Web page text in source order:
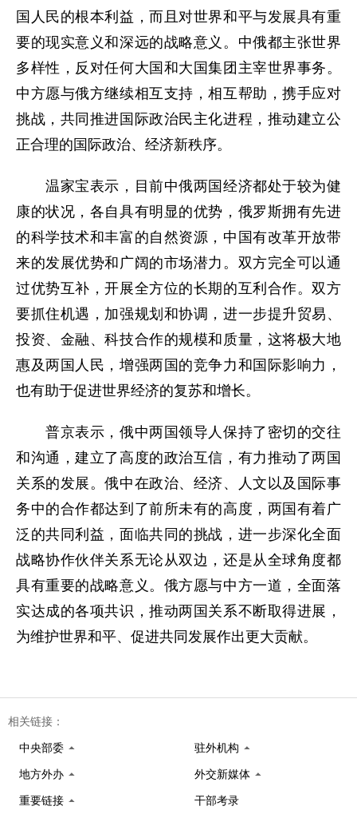
国人民的根本利益，而且对世界和平与发展具有重
要的现实意义和深远的战略意义。中俄都主张世界
多样性，反对任何大国和大国集团主宰世界事务。
中方愿与俄方继续相互支持，相互帮助，携手应对
挑战，共同推进国际政治民主化进程，推动建立公
正合理的国际政治、经济新秩序。
温家宝表示，目前中俄两国经济都处于较为健
康的状况，各自具有明显的优势，俄罗斯拥有先进
的科学技术和丰富的自然资源，中国有改革开放带
来的发展优势和广阔的市场潜力。双方完全可以通
过优势互补，开展全方位的长期的互利合作。双方
要抓住机遇，加强规划和协调，进一步提升贸易、
投资、金融、科技合作的规模和质量，这将极大地
惠及两国人民，增强两国的竞争力和国际影响力，
也有助于促进世界经济的复苏和增长。
普京表示，俄中两国领导人保持了密切的交往
和沟通，建立了高度的政治互信，有力推动了两国
关系的发展。俄中在政治、经济、人文以及国际事
务中的合作都达到了前所未有的高度，两国有着广
泛的共同利益，面临共同的挑战，进一步深化全面
战略协作伙伴关系无论从双边，还是从全球角度都
具有重要的战略意义。俄方愿与中方一道，全面落
实达成的各项共识，推动两国关系不断取得进展，
为维护世界和平、促进共同发展作出更大贡献。
相关链接：
中央部委 驻外机构
地方外办 外交新媒体
重要链接 干部考录